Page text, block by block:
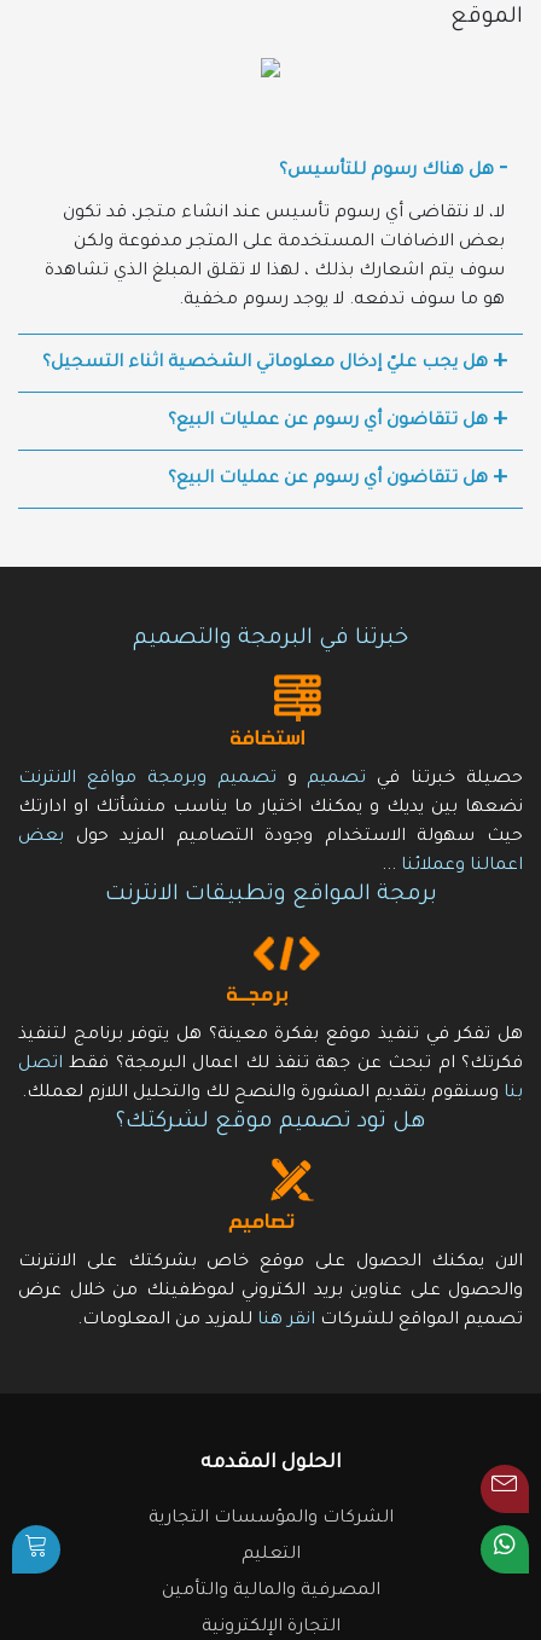
الموقع
لا، لا نتقاضى أي رسوم تأسيس عند انشاء متجر، قد تكون
بعض الاضافات المستخدمة على المتجر مدفوعة ولكن
سوف يتم اشعارك بذلك ، لهذا لا تقلق المبلغ الذي تشاهدة
هو ما سوف تدفعه. لا يوجد رسوم مخفية.
خبرتنا في البرمجة والتصميم
حصيلة خبرتنا في تصميم و تصميم وبرمجة مواقع الانترنت
نضعها بين يديك و يمكنك اختيار ما يناسب منشأتك او ادارتك
حيث سهولة الاستخدام وجودة التصاميم المزيد حول بعض
اعمالنا وعملائنا ...
برمجة المواقع وتطبيقات الانترنت
هل تفكر في تنفيذ موقع بفكرة معينة؟ هل يتوفر برنامج لتنفيذ
فكرتك؟ ام تبحث عن جهة تنفذ لك اعمال البرمجة؟ فقط اتصل
بنا وسنقوم بتقديم المشورة والنصح لك والتحليل اللازم لعملك.
هل تود تصميم موقع لشركتك؟
الان يمكنك الحصول على موقع خاص بشركتك على الانترنت
والحصول على عناوين بريد الكتروني لموظفينك من خلال عرض
تصميم المواقع للشركات انقر هنا للمزيد من المعلومات.
الحلول المقدمه
الشركات والمؤسسات التجارية
التعليم
المصرفية والمالية والتأمين
التجارة الإلكترونية